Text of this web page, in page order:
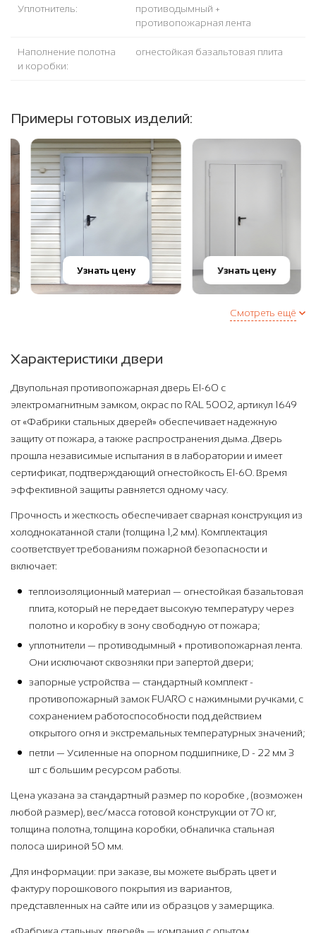
Уплотнитель:
противодымный +
противопожарная лента
Наполнение полотна
и коробки:
огнестойкая базальтовая плита
Примеры готовых изделий:
Узнать цену Узнать цену
Смотреть ещё
Характеристики двери
Двупольная противопожарная дверь EI-60 с
электромагнитным замком, окрас по RAL 5002, артикул 1649
от «Фабрики стальных дверей» обеспечивает надежную
защиту от пожара, а также распространения дыма. Дверь
прошла независимые испытания в в лаборатории и имеет
сертификат, подтверждающий огнестойкость EI-60. Время
эффективной защиты равняется одному часу.
Прочность и жесткость обеспечивает сварная конструкция из
холоднокатанной стали (толщина 1,2 мм). Комплектация
соответствует требованиям пожарной безопасности и
включает:
теплоизоляционный материал — огнестойкая базальтовая
плита, который не передает высокую температуру через
полотно и коробку в зону свободную от пожара;
уплотнители — противодымный + противопожарная лента.
Они исключают сквозняки при запертой двери;
запорные устройства — стандартный комплект -
противопожарный замок FUARO с нажимными ручками, с
сохранением работоспособности под действием
открытого огня и экстремальных температурных значений;
петли — Усиленные на опорном подшипнике, D - 22 мм 3
шт с большим ресурсом работы.
Цена указана за стандартный размер по коробке , (возможен
любой размер), вес/масса готовой конструкции от 70 кг,
толщина полотна, толщина коробки, обналичка стальная
полоса шириной 50 мм.
Для информации: при заказе, вы можете выбрать цвет и
фактуру порошкового покрытия из вариантов,
представленных на сайте или из образцов у замерщика.